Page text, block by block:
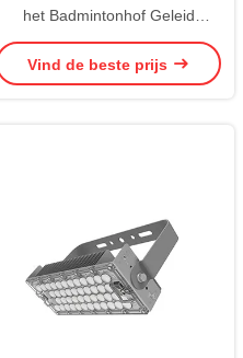
het Badmintonhof Geleid
Aanstekend Hoog Lumen
Vind de beste prijs